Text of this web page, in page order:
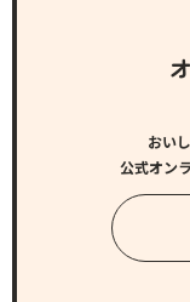
おい
公式オン